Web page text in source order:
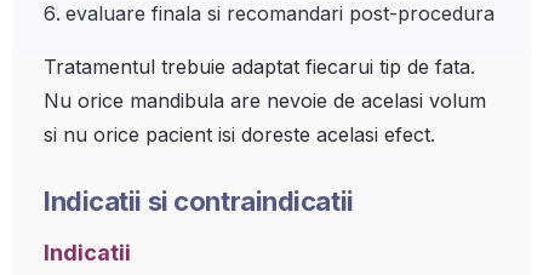
evaluare finala si recomandari post-procedura
Tratamentul trebuie adaptat fiecarui tip de fata.
Nu orice mandibula are nevoie de acelasi volum
si nu orice pacient isi doreste acelasi efect.
Indicatii si contraindicatii
Indicatii